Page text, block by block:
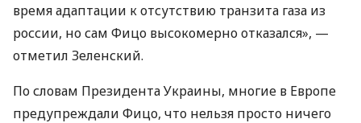
время адаптации к отсутствию транзита газа из
россии, но сам Фицо высокомерно отказался», —
отметил Зеленский.
По словам Президента Украины, многие в Европе
предупреждали Фицо, что нельзя просто ничего